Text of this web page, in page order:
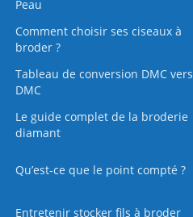
Peau
Comment choisir ses ciseaux à
broder ?
Tableau de conversion DMC vers
DMC
Le guide complet de la broderie
diamant
Qu’est-ce que le point compté ?
Entretenir stocker fils à broder